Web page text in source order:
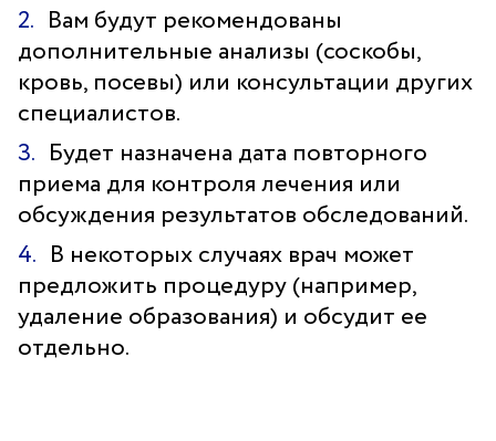
Вам будут рекомендованы
дополнительные анализы (соскобы,
кровь, посевы) или консультации других
специалистов.
Будет назначена дата повторного
приема для контроля лечения или
обсуждения результатов обследований.
В некоторых случаях врач может
предложить процедуру (например,
удаление образования) и обсудит ее
отдельно.